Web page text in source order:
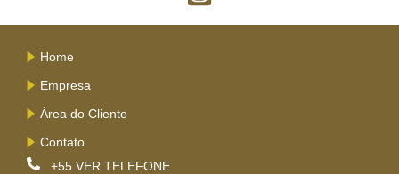
Home
Empresa
Área do Cliente
Contato
+55 VER TELEFONE